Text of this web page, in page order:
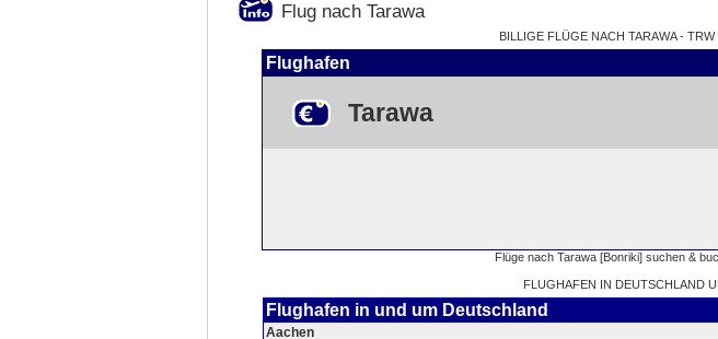
Flug nach Tarawa
BILLIGE FLÜGE NACH TARAWA -
Flughafen
Tarawa
FLUGHAFEN IN DEUTSCHLAND
Flughafen in und um Deutschland
Aachen